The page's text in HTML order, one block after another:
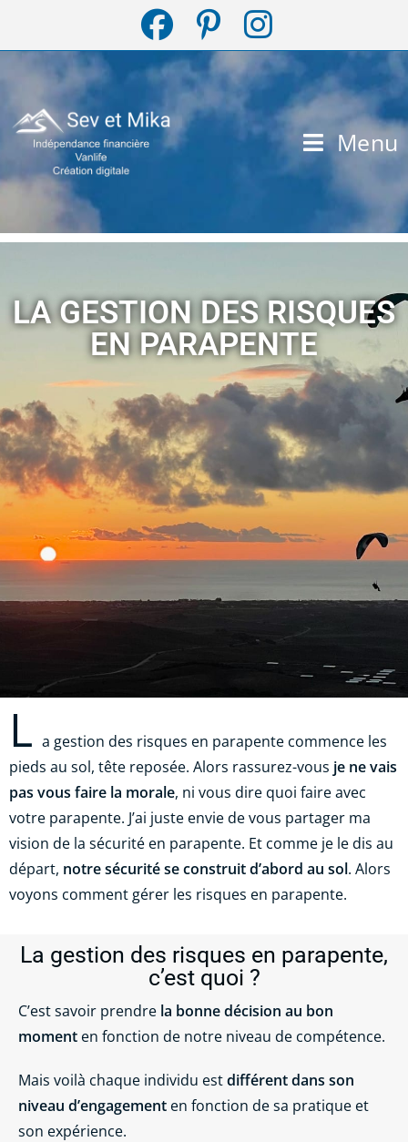
Menu
LA GESTION DES RISQUES
EN PARAPENTE
L a gestion des risques en parapente commence les
pieds au sol, tête reposée. Alors rassurez-vous je ne vais
pas vous faire la morale, ni vous dire quoi faire avec
votre parapente. J’ai juste envie de vous partager ma
vision de la sécurité en parapente. Et comme je le dis au
départ, notre sécurité se construit d’abord au sol. Alors
voyons comment gérer les risques en parapente.
La gestion des risques en parapente,
c’est quoi ?
C’est savoir prendre la bonne décision au bon
moment en fonction de notre niveau de compétence.
Mais voilà chaque individu estdifférent dans son
niveau d’engagement en fonction de sa pratique et
son expérience.